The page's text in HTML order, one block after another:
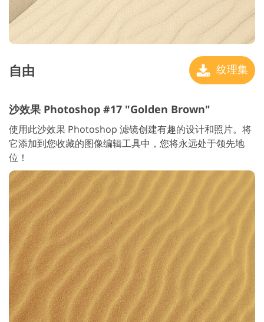
自由 纹理集
沙效果 Photoshop #17 "Golden Brown"
使用此沙效果 Photoshop 滤镜创建有趣的设计和照片。将
它添加到您收藏的图像编辑工具中，您将永远处于领先地
位！